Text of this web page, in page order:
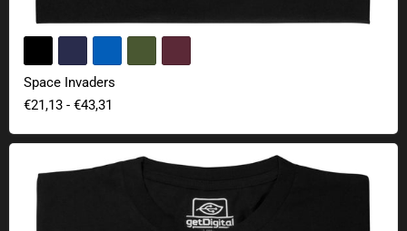
Space Invaders
€21,13 - €43,31
Space Invaders Alien